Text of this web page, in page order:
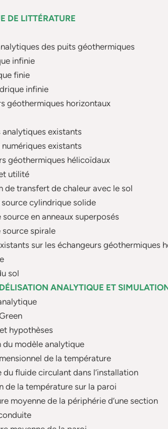
DE LITTÉRATURE
des puits géothermiques
infinie
finie
infinie
géothermiques horizontaux
analytiques existants
numériques existants
géothermiques hélicoïdaux
utilité
de transfert de chaleur avec le sol
source cylindrique solide
en anneaux superposés
source spirale
sur les échangeurs géothermiques
sol
ANALYTIQUE ET
hypothèses
du modèle analytique
de la température
du fluide circulant dans l’installation
de la température sur la paroi
moyenne de la périphérie d’une section